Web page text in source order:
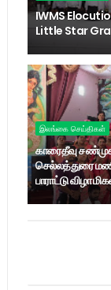
IWMS
Little Star
இலங்கை செய்திகள்
காரைதீவு
செல்லத்துரை
பாராட்டு விழா